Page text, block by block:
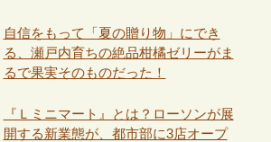
自信をもって「夏の贈り物」にでき
る、瀬戸内育ちの絶品柑橘ゼリーがま
るで果実そのものだった！
『Ｌミニマート』とは？ローソンが展
開する新業態が、都市部に3店オープ